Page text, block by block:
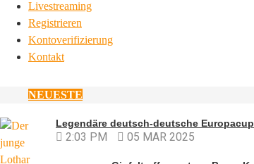
Livestreaming
Registrieren
Kontoverifizierung
Kontakt
NEUESTE
Legendäre deutsch-deutsche
2:03 PM 05 MAR 2025